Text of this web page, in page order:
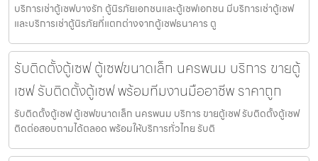
บริการเช่าตู้เซฟบางรัก ตู้นิรภัยเอกชนและตู้เซฟเอกชน มีบริการเช่าตู้เซฟ
และบริการเช่าตู้นิรภัยที่แตกต่างจากตู้เซฟธนาคาร ตู
รับติดตั้งตู้เซฟ ตู้เซฟขนาดเล็ก นครพนม บริการ ขายตู้
เซฟ รับติดตั้งตู้เซฟ พร้อมทีมงานมืออาชีพ ราคาถูก
รับติดตั้งตู้เซฟ ตู้เซฟขนาดเล็ก นครพนม บริการ ขายตู้เซฟ รับติดตั้งตู้เซฟ
ติดต่อสอบถามได้ตลอด พร้อมให้บริการทั่วไทย รับติ